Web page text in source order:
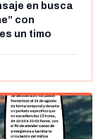
en busca
con
un timo